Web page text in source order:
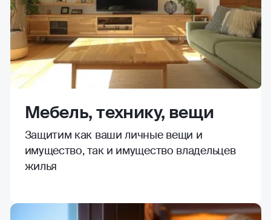
Мебель, технику, вещи
Защитим как ваши личные вещи и
имущество, так и имущество владельцев
жилья